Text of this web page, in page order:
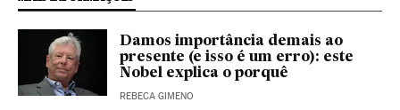
Damos importância demais ao
presente (e isso é um erro): este
Nobel explica o porquê
REBECA GIMENO